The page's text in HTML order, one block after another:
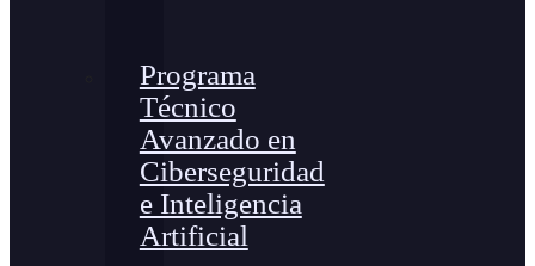
Programa
Técnico
Avanzado en
Ciberseguridad
e Inteligencia
Artificial